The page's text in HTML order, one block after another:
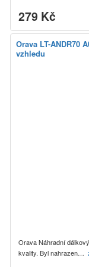
279 Kč
Orava LT-ANDR70
vzhledu
Orava Náhradní
kvality. Byl nahrazen…